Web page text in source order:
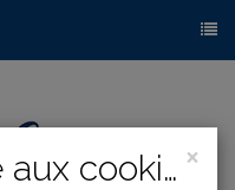
×
Politique relative aux cookies